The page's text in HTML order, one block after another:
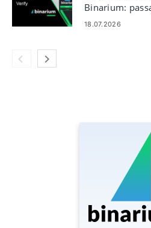
Binarium:
18.07.2026